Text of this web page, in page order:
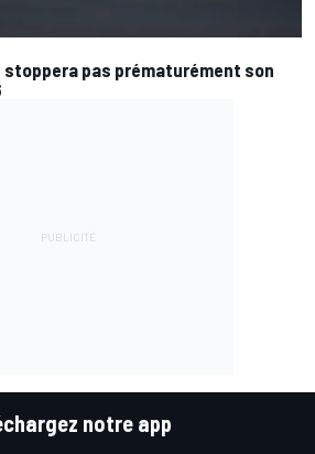
stoppera pas prématurément son
notre app